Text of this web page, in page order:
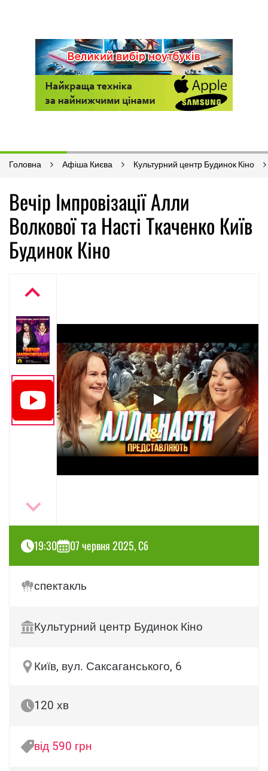
Головна Афіша Києва Культурний центр Будинок Кіно
Вечір Імпровізації Алли
Волкової та Насті Ткаченко Київ
Будинок Кіно
19:30 07 червня 2025, Сб
спектакль
Культурний центр Будинок Кіно
Київ, вул. Саксаганського, 6
120 хв
від 590 грн